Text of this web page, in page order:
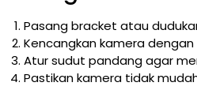
Pasang bracket atau
Kencangkan kamera
Atur sudut pandang agar
Pastikan kamera tidak